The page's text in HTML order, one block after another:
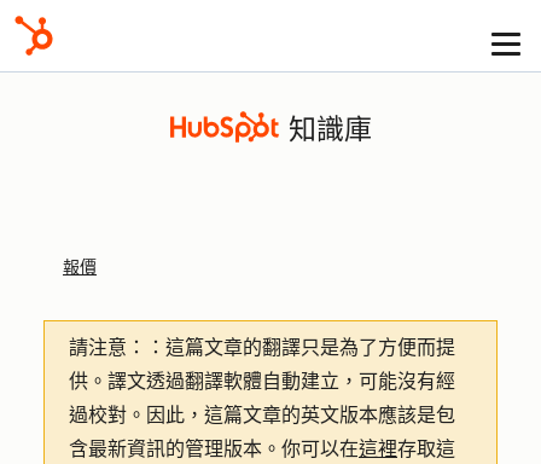
知識庫
報價
請注意：
：這篇文章的翻譯只是為了方便而提
供。譯文透過翻譯軟體自動建立，可能沒有經
過校對。因此，這篇文章的英文版本應該是包
含最新資訊的管理版本。你可以在這裡存取這